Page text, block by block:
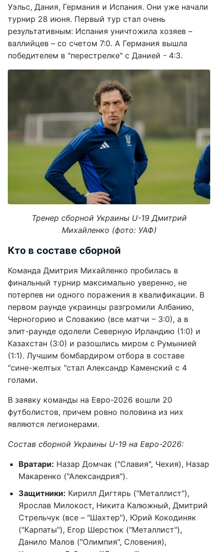
Уэльс, Дания, Германия и Испания. Они уже начали
турнир 28 июня. Первый тур стал очень
результативным: Испания уничтожила хозяев –
валлийцев – со счетом 7:0. А Германия вышла
победителем в "перестрелке" с Данией - 4:3.
Тренер сборной Украины U-19 Дмитрий
Михайленко (фото: УАФ)
Кто в составе сборной
Команда Дмитрия Михайленко пробилась в
финальный турнир максимально уверенно, не
потерпев ни одного поражения в квалификации. В
первом раунде украинцы разгромили Албанию,
Черногорию и Словакию (все матчи – 3:0), а в
элит-раунде одолели Северную Ирландию (1:0) и
Казахстан (3:0) и разошлись миром с Румынией
(1:1). Лучшим бомбардиром отбора в составе
"сине-желтых "стал Александр Каменский с 4
голами.
В заявку команды на Евро-2026 вошли 20
футболистов, причем ровно половина из них
являются легионерами.
Состав сборной Украины U-19 на Евро-2026:
Вратари: Назар Домчак ("Славия", Чехия), Назар
Макаренко ("Александрия").
Защитники: Кирилл Дигтярь ("Металлист"),
Ярослав Милокост, Никита Калюжный, Дмитрий
Стрельчук (все – "Шахтер"), Юрий Кокодиняк
("Карпаты"), Егор Шерстюк ("Металлист"),
Данило Малов ("Олимпия", Словения),